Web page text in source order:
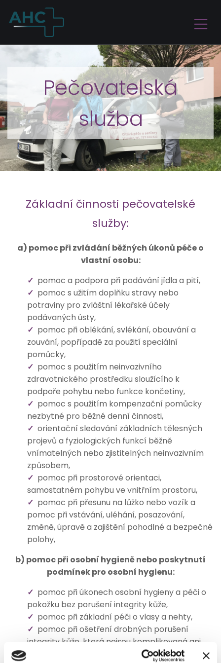
Pečovatelská
služba
Základní činnosti pečovatelské
služby:
a) pomoc při zvládání běžných úkonů péče o
vlastní osobu:
pomoc a podpora při podávání jídla a pití,
pomoc s užitím doplňku stravy nebo
potraviny pro zvláštní lékařské účely
podávaných ústy,
pomoc při oblékání, svlékání, obouvání a
zouvání, popřípadě za použití speciální
pomůcky,
pomoc s použitím neinvazivního
zdravotnického prostředku sloužícího k
podpoře pohybu nebo funkce končetiny,
pomoc s použitím kompenzační pomůcky
nezbytné pro běžné denní činnosti,
orientační sledování základních tělesných
projevů a fyziologických funkcí běžně
vnímatelných nebo zjistitelných neinvazivním
způsobem,
pomoc při prostorové orientaci,
samostatném pohybu ve vnitřním prostoru,
pomoc při přesunu na lůžko nebo vozík a
pomoc při vstávání, uléhání, posazování,
změně, úpravě a zajištění pohodlné a bezpečné
polohy,
b) pomoc při osobní hygieně nebo poskytnutí
podmínek pro osobní hygienu:
pomoc při úkonech osobní hygieny a péči o
pokožku bez porušení integrity kůže,
pomoc při základní péči o vlasy a nehty,
pomoc při ošetření drobných porušení
integrity kůže, která nejsou komplikovaná ani